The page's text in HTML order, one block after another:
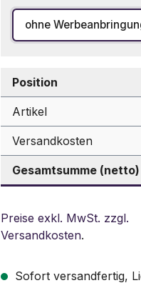
ohne
Position
Artikel
Versandkosten
Gesamtsumme (netto)
Preise exkl. MwSt. zzgl.
Versandkosten.
Sofort versandfertig,